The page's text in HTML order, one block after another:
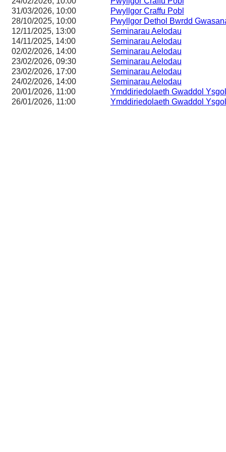
31/03/2026, 10:00
Pwyllgor Craffu Pobl
28/10/2025, 10:00
Pwyllgor Dethol Bwrdd
12/11/2025, 13:00
Seminarau Aelodau
14/11/2025, 14:00
Seminarau Aelodau
02/02/2026, 14:00
Seminarau Aelodau
23/02/2026, 09:30
Seminarau Aelodau
23/02/2026, 17:00
Seminarau Aelodau
24/02/2026, 14:00
Seminarau Aelodau
20/01/2026, 11:00
Ymddiriedolaeth Gwaddol
26/01/2026, 11:00
Ymddiriedolaeth Gwaddol